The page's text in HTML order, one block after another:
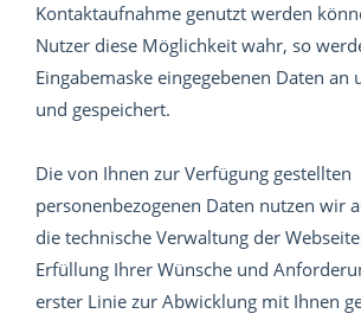
Kontaktaufnahme genutzt werden
Nutzer diese Möglichkeit wahr, so
Eingabemaske eingegebenen Daten
und gespeichert.
Die von Ihnen zur Verfügung gestellten
personenbezogenen Daten nutzen wir
die technische Verwaltung der
Erfüllung Ihrer Wünsche und
erster Linie zur Abwicklung mit Ihnen